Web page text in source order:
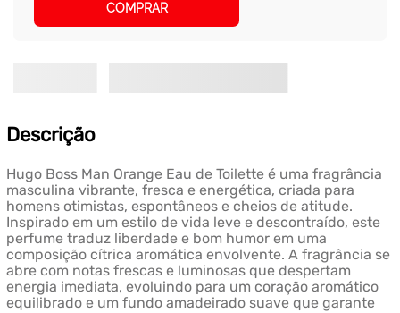
COMPRAR
Descrição
Hugo Boss Man Orange Eau de Toilette é uma fragrância
masculina vibrante, fresca e energética, criada para
homens otimistas, espontâneos e cheios de atitude.
Inspirado em um estilo de vida leve e descontraído, este
perfume traduz liberdade e bom humor em uma
composição cítrica aromática envolvente. A fragrância se
abre com notas frescas e luminosas que despertam
energia imediata, evoluindo para um coração aromático
equilibrado e um fundo amadeirado suave que garante